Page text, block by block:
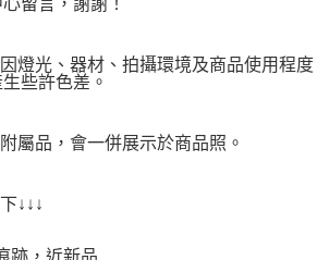
留言，謝謝！
燈光、器材、拍攝環境及商品使用程度
些許色差。
屬品，會一併展示於商品照。
↓↓↓
跡，近新品